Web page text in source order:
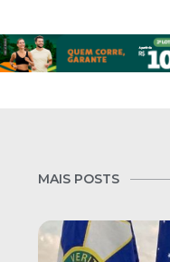
MAIS POSTS